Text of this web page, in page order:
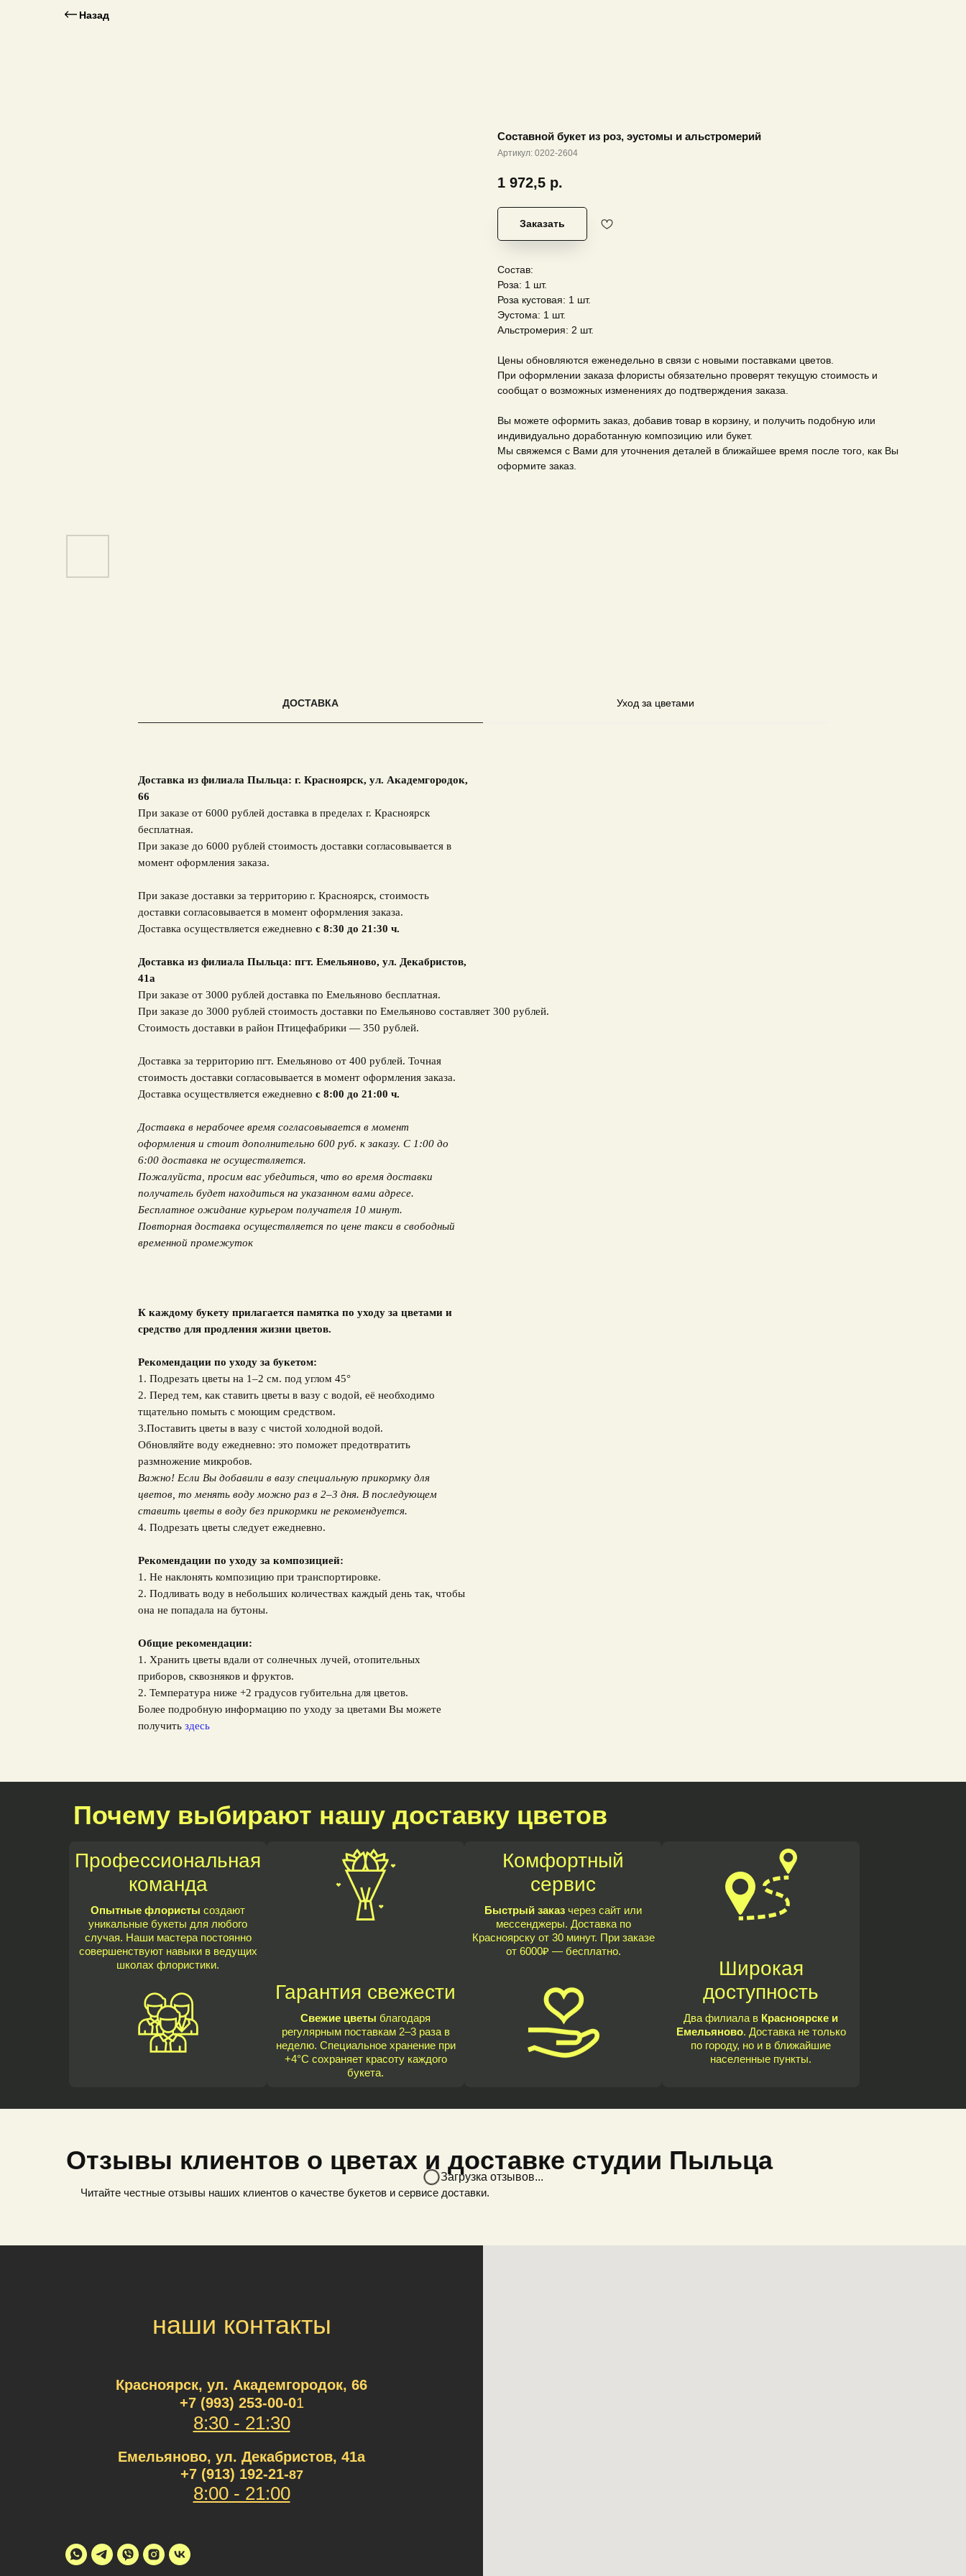
Назад
Составной букет из роз, эустомы и альстромерий
Артикул: 0202-2604
1 972,5 р.
Заказать
Состав:
Роза: 1 шт.
Роза кустовая: 1 шт.
Эустома: 1 шт.
Альстромерия: 2 шт.
Цены обновляются еженедельно в связи с новыми поставками цветов.
При оформлении заказа флористы обязательно проверят текущую стоимость и
сообщат о возможных изменениях до подтверждения заказа.
Вы можете оформить заказ, добавив товар в корзину, и получить подобную или
индивидуально доработанную композицию или букет.
Мы свяжемся с Вами для уточнения деталей в ближайшее время после того, как Вы
оформите заказ.
ДОСТАВКА Уход за цветами
Доставка из филиала Пыльца: г. Красноярск, ул. Академгородок,
66
При заказе от 6000 рублей доставка в пределах г. Красноярск
бесплатная.
При заказе до 6000 рублей стоимость доставки согласовывается в
момент оформления заказа.
При заказе доставки за территорию г. Красноярск, стоимость
доставки согласовывается в момент оформления заказа.
Доставка осуществляется ежедневно с 8:30 до 21:30 ч.
Доставка из филиала Пыльца: пгт. Емельяново, ул. Декабристов,
41а
При заказе от 3000 рублей доставка по Емельяново бесплатная.
При заказе до 3000 рублей стоимость доставки по Емельяново составляет 300 рублей.
Стоимость доставки в район Птицефабрики — 350 рублей.
Доставка за территорию пгт. Емельяново от 400 рублей. Точная
стоимость доставки согласовывается в момент оформления заказа.
Доставка осуществляется ежедневно с 8:00 до 21:00 ч.
Доставка в нерабочее время согласовывается в момент
оформления и стоит дополнительно 600 руб. к заказу. С 1:00 до
6:00 доставка не осуществляется.
Пожалуйста, просим вас убедиться, что во время доставки
получатель будет находиться на указанном вами адресе.
Бесплатное ожидание курьером получателя 10 минут.
Повторная доставка осуществляется по цене такси в свободный
временной промежуток
К каждому букету прилагается памятка по уходу за цветами и
средство для продления жизни цветов.
Рекомендации по уходу за букетом:
1. Подрезать цветы на 1–2 см. под углом 45°
2. Перед тем, как ставить цветы в вазу с водой, её необходимо
тщательно помыть с моющим средством.
3.Поставить цветы в вазу с чистой холодной водой.
Обновляйте воду ежедневно: это поможет предотвратить
размножение микробов.
Важно! Если Вы добавили в вазу специальную прикормку для
цветов, то менять воду можно раз в 2–3 дня. В последующем
ставить цветы в воду без прикормки не рекомендуется.
4. Подрезать цветы следует ежедневно.
Рекомендации по уходу за композицией:
1. Не наклонять композицию при транспортировке.
2. Подливать воду в небольших количествах каждый день так, чтобы
она не попадала на бутоны.
Общие рекомендации:
1. Хранить цветы вдали от солнечных лучей, отопительных
приборов, сквозняков и фруктов.
2. Температура ниже +2 градусов губительна для цветов.
Более подробную информацию по уходу за цветами Вы можете
получить здесь
Почему выбирают нашу доставку цветов
Профессиональная
команда
Опытные флористы создают
уникальные букеты для любого
случая. Наши мастера постоянно
совершенствуют навыки в ведущих
школах флористики.
Гарантия свежести
Свежие цветы благодаря
регулярным поставкам 2–3 раза в
неделю. Специальное хранение при
+4°C сохраняет красоту каждого
букета.
Комфортный
сервис
Быстрый заказ через сайт или
мессенджеры. Доставка по
Красноярску от 30 минут. При заказе
от 6000₽ — бесплатно.
Широкая
доступность
Два филиала в Красноярске и
Емельяново. Доставка не только
по городу, но и в ближайшие
населенные пункты.
Отзывы клиентов о цветах и доставке студии Пыльца
Читайте честные отзывы наших клиентов о качестве букетов и сервисе доставки.
Загрузка отзывов...
наши контакты
Красноярск, ул. Академгородок, 66
+7 (993) 253-00-01
8:30 - 21:30
Емельяново, ул. Декабристов, 41а
+7 (913) 192-21-87
8:00 - 21:00